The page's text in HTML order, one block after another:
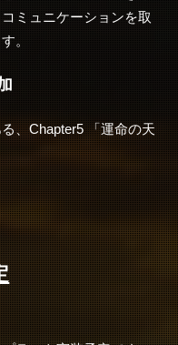
ミュニケーションを取
。
、Chapter5 「運命の天